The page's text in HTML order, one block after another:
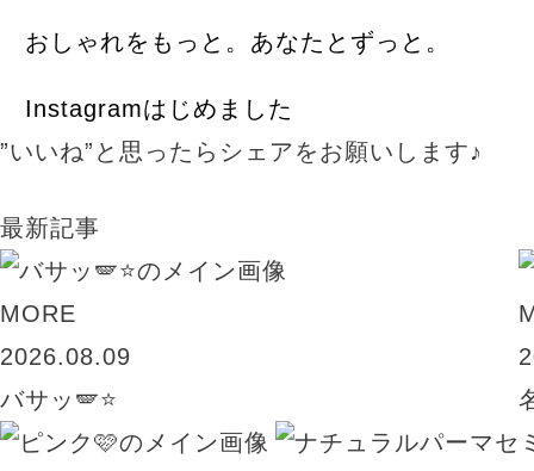
おしゃれをもっと。あなたとずっと。
Instagramはじめました
”いいね”と思ったらシェアをお願いします♪
最新記事
MORE
2026.08.09
バサッ🪽⭐️